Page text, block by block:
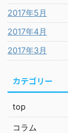
2017年5月
2017年4月
2017年3月
カテゴリー
top
コラム